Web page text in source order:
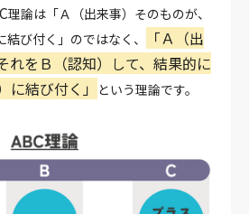
理論は「Ａ（出来事）そのものが、
び付く」のではなく、
「Ａ（出
れをＢ（認知）して、結果的に
に結び付く」 という理論です。